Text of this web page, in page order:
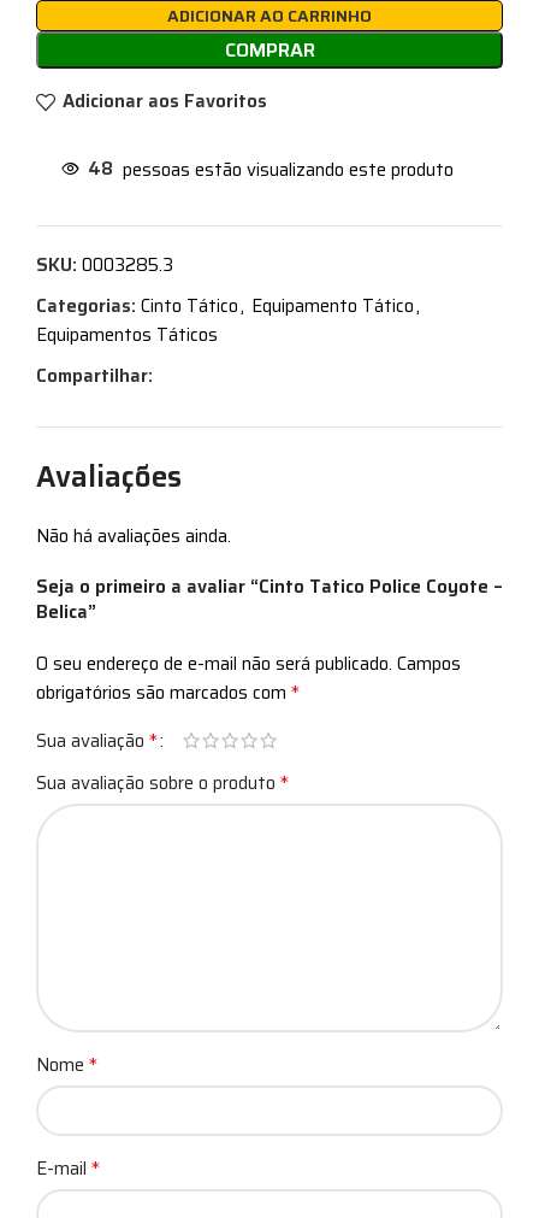
ADICIONAR AO CARRINHO
COMPRAR
Adicionar aos Favoritos
48 pessoas estão visualizando este produto
SKU: 0003285.3
Categorias: Cinto Tático, Equipamento Tático,
Equipamentos Táticos
Compartilhar:
Avaliações
Não há avaliações ainda.
Seja o primeiro a avaliar “Cinto Tatico Police Coyote –
Belica”
O seu endereço de e-mail não será publicado. Campos
obrigatórios são marcados com *
Sua avaliação *
Sua avaliação sobre o produto *
Nome *
E-mail *